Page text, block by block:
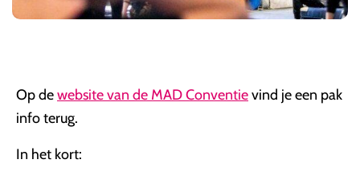
Op dewebsite van de MAD Conventievind je een pak
info terug.
In het kort: